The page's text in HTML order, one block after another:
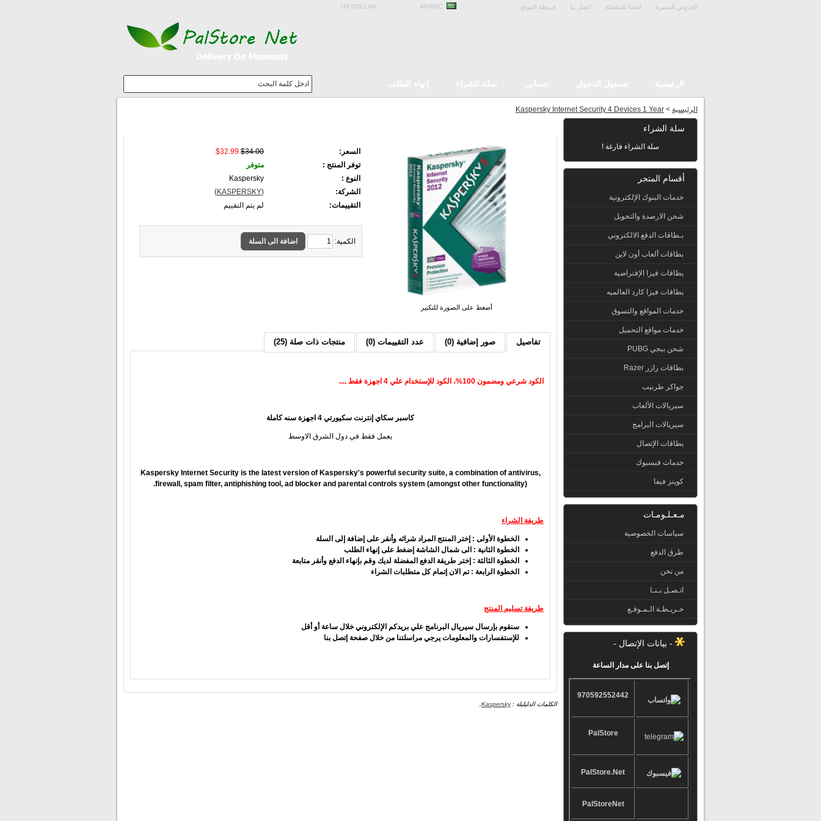
US DOLLAR العروض المميزة أضفنا للمفضلة اتصل بنا خريطة الموقع
الرئيسية >
Kaspersky Internet Security 4 Devices 1 Year
سلة الشراء
سلة الشراء فارغة !
أقسام المتجر
خدمات البنوك الإلكترونية
شحن الارصدة والتحويل
بـطاقات الدفع الالكتروني
بطاقات ألعاب أون لاين
بطاقات فيزا الإفتراضية
بطاقات فيزا كارد العالميه
خدمات المواقع والتسوق
خدمات مواقع التحميل
شحن ببجي PUBG
بطاقات رازر Razer
جواكر طرنيب
سيريالات الألعاب
سيريالات البرامج
بطاقات الإتصال
خدمات فيسبوك
كوينز فيفا
مـعـلـومـات
سياسات الخصوصية
طرق الدفع
من نحن
اتـصـل بـنـا
خـريـطـة الـمـوقـع
- بيانات الإتصال -
إتصل بنا على مدار الساعة
970592552442
PalStore
PalStore.Net
PalStoreNet
أضغط على الصورة للتكبير
السعر: $34.00
$32.99
توفر المنتج :
متوفر
النوع :
Kaspersky
الشركة:
{KASPERSKY}
التقييمات:
لم يتم التقييم
الكمية: اضافة الى السلة
تفاصيل صور إضافية (0) عدد التقييمات (0) منتجات ذات صلة (25)
الكود شرعي ومضمون 100%، الكود للإستخدام علي 4 اجهزة فقط ....
كاسبر سكاي إنترنت سكيورتي 4 اجهزة سنه كاملة
يعمل فقط في دول الشرق الاوسط
Kaspersky Internet Security is the latest version of Kaspersky's powerful security suite, a combination of antivirus,
firewall, spam filter, antiphishing tool, ad blocker and parental controls system (amongst other functionality).
طريقة الشراء
الخطوة الأولى : إختر المنتج المراد شرائه وأنقر على إضافة إلى السلة
الخطوة الثانية : الى شمال الشاشة إضغط على إنهاء الطلب
الخطوة الثالثة : إختر طريقة الدفع المفضلة لديك وقم بإنهاء الدفع وأنقر متابعة
الخطوة الرابعة : تم الان إتمام كل متطلبات الشراء
طريقة تسليم المنتج
سنقوم بإرسال سيريال البرنامج علي بريدكم الإلكتروني خلال ساعة أو أقل
للإستفسارات والمعلومات يرجي مراسلتنا من خلال صفحة إتصل بنا
الكلمات الدليليلة :Kaspersky